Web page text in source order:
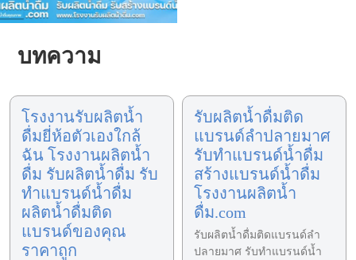
บทความ
โรงงานรับผลิตน้ำ
ดื่มยี่ห้อตัวเองใกล้
ฉัน โรงงานผลิตน้ำ
ดื่ม รับผลิตน้ำดื่ม รับ
ทำแบรนด์น้ำดื่ม
ผลิตน้ำดื่มติด
แบรนด์ของคุณ
ราคาถูก
รับผลิตน้ำดื่มติด
แบรนด์ลำปลายมาศ
รับทำแบรนด์น้ำดื่ม
สร้างแบรนด์น้ำดื่ม
โรงงานผลิตน้ำ
ดื่ม.com
รับผลิตน้ำดื่มติดแบรนด์ลำ
ปลายมาศ รับทำแบรนด์น้ำ